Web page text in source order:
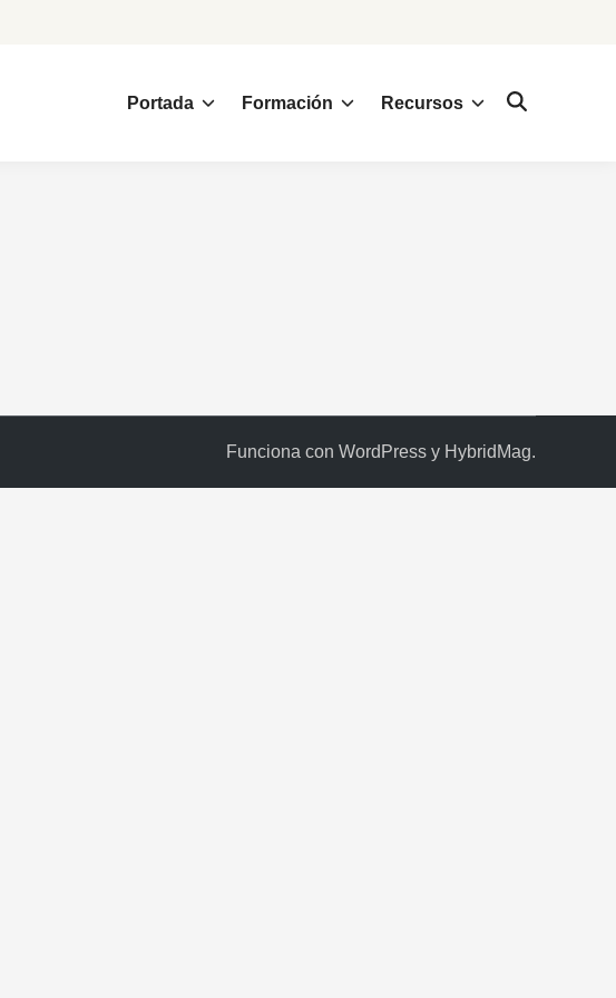
Portada Formación Recursos
Funciona con WordPress y HybridMag.